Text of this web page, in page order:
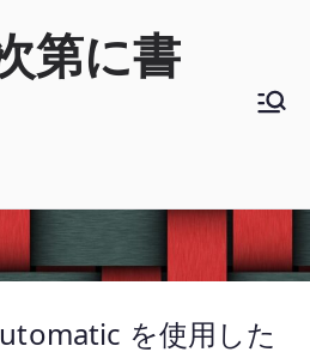
第に書
を使用した